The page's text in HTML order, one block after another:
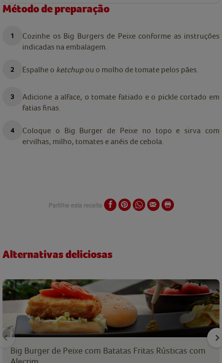
Método de preparação
Cozinhe os Big Burgers de Peixe conforme as instruções
indicadas na embalagem.
Espalhe o ketchup ou o molho de tomate pelos pães.
Adicione a alface, o tomate fatiado e o pickle cortado em
fatias finas.
Coloque o Big Burger de Peixe no topo e sirva com
ervilhas, milho, tomates e anéis de cebola.
Partilhe esta receita
Alternativas deliciosas
Big Burger de Peixe com Batatas Fritas Rústicas com